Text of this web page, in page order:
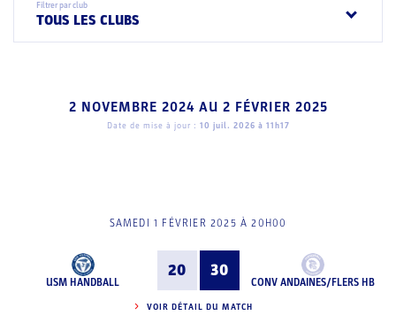
Filtrer par club
TOUS LES CLUBS
2 NOVEMBRE 2024AU 2 FÉVRIER 2025
Date de mise à jour : 10 juil. 2026 à 11h17
SAMEDI 1 FÉVRIER 2025 À 20H00
USM HANDBALL
20 30
CONV ANDAINES/FLERS HB
VOIR DÉTAIL DU MATCH